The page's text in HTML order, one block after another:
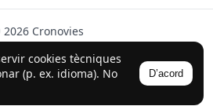
cookies tècniques
(p. ex. idioma). No
D’acord
Cronovies
amb l’ajuda de la IA
(ChatGPT).
nos a Instagram